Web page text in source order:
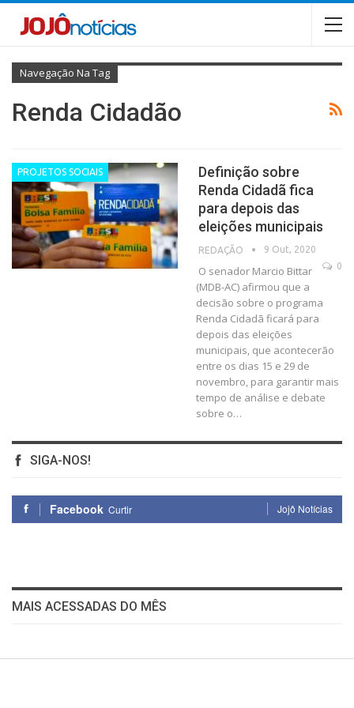
Navegação Na Tag
Renda Cidadão
PROJETOS SOCIAIS
Definição sobre
Renda Cidadã fica
para depois das
eleições municipais
REDAÇÃO
9 Out, 2020
0
O senador Marcio Bittar
(MDB-AC) afirmou que a
decisão sobre o programa
Renda Cidadã ficará para
depois das eleições
municipais, que acontecerão
entre os dias 15 e 29 de
novembro, para garantir mais
tempo de análise e debate
sobre o…
SIGA-NOS!
Facebook Curtir Jojô Notícias
MAIS ACESSADAS DO MÊS